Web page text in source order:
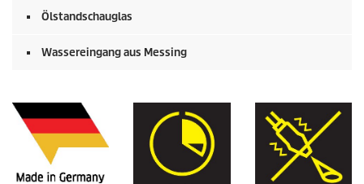
Ölstandschauglas
Wassereingang aus Messing